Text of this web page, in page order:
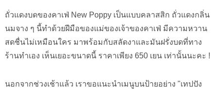
ถั่วแดงบดของคาเฟ่ New Poppy เป็นแบบคลาสสิก ถั่วแดงกลิ่น
นมจาง ๆ นี้ทำด้วยฝีมือของแม่ของเจ้าของคาเฟ่ มีความหวาน
สดชื่นไม่เหมือนใคร มาพร้อมกับสลัดงาและมันฝรั่งบดที่ทาง
ร้านทำเอง เห็นเยอะขนาดนี้ ราคาเพียง 650 เยน เท่านั้นนะคะ !
นอกจากช่วงเช้าแล้ว เราขอแนะนำเมนูบนป้ายอย่าง "เทปปัง